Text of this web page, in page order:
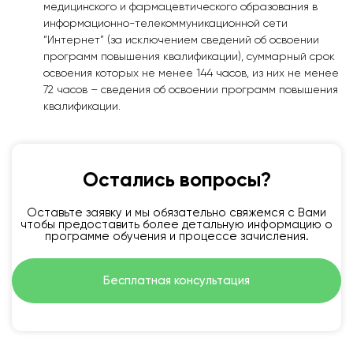
медицинского и фармацевтического образования в
информационно-телекоммуникационной сети
“Интернет” (за исключением сведений об освоении
программ повышения квалификации), суммарный срок
освоения которых не менее 144 часов, из них не менее
72 часов – сведения об освоении программ повышения
квалификации.
Остались вопросы?
Оставьте заявку и мы обязательно свяжемся с Вами
чтобы предоставить более детальную информацию о
программе обучения и процессе зачисления.
Бесплатная консультация